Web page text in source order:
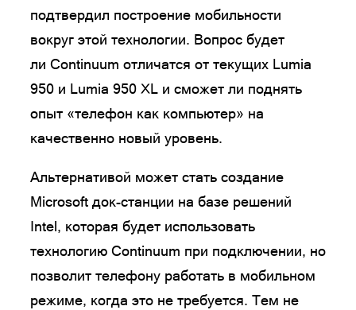
подтвердил построение мобильности
вокруг этой технологии. Вопрос будет
ли Continuum отличатся от текущих Lumia
950 и Lumia 950 XL и сможет ли поднять
опыт «телефон как компьютер» на
качественно новый уровень.
Альтернативой может стать создание
Microsoft док-станции на базе решений
Intel, которая будет использовать
технологию Continuum при подключении, но
позволит телефону работать в мобильном
режиме, когда это не требуется. Тем не